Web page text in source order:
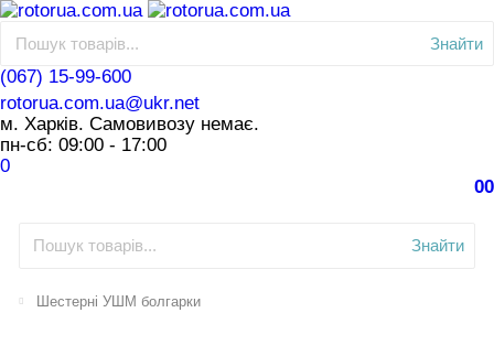
Знайти
(067) 15-99-600
rotorua.com.ua@ukr.net
м. Харків. Самовивозу немає.
пн-сб: 09:00 - 17:00
0
00
Знайти
Шестерні УШМ болгарки